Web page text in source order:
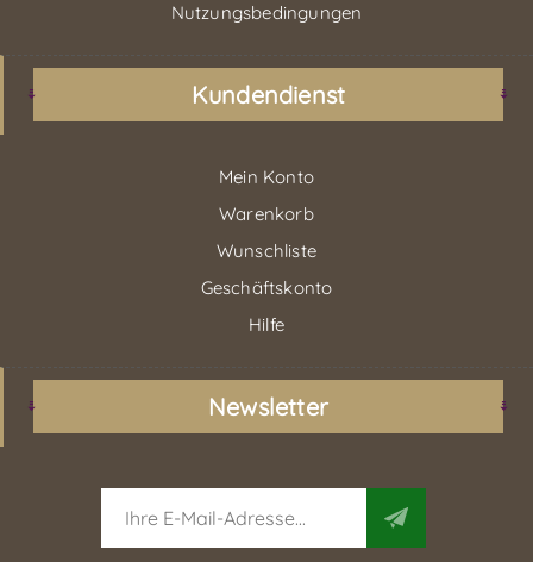
Nutzungsbedingungen
Kundendienst
Mein Konto
Warenkorb
Wunschliste
Geschäftskonto
Hilfe
Newsletter